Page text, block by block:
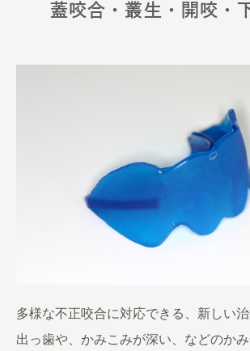
蓋咬合・叢生・開咬・
多様な不正咬合に対応できる、新しい治
出っ歯や、かみこみが深い、などのかみ